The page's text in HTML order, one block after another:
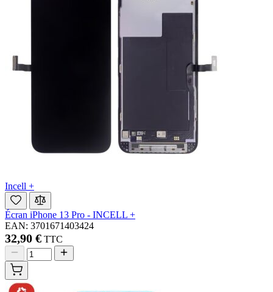
Incell +
Écran iPhone 13 Pro - INCELL +
EAN: 3701671403424
32,90 € TTC